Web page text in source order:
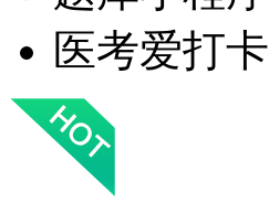
医考爱打卡